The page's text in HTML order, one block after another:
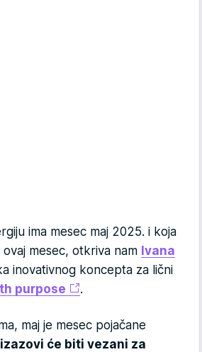
ima mesec maj 2025. i koja
mesec, otkriva nam Ivana
inovativnog koncepta za lični
purpose .
maj je mesec pojačane
će biti vezani za